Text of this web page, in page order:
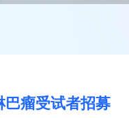
瘤受试者招募